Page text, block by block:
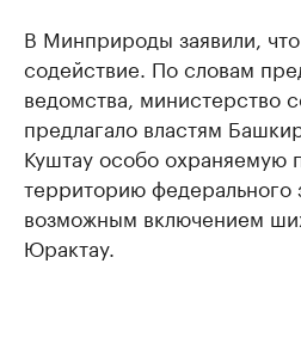
В Минприроды заявили, что
содействие. По словам
ведомства, министерство
предлагало властям
Куштау особо охраняемую
территорию федерального
возможным включением
Юрактау.